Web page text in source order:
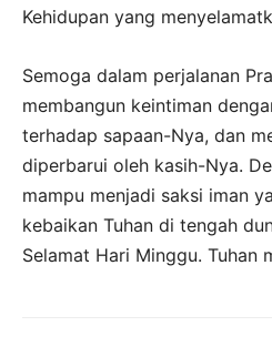
Kehidupan yang
Semoga dalam perjalanan
membangun keintiman
terhadap sapaan-Nya, dan
diperbarui oleh kasih-Nya.
mampu menjadi saksi iman
kebaikan Tuhan di tengah
Selamat Hari Minggu. Tuhan